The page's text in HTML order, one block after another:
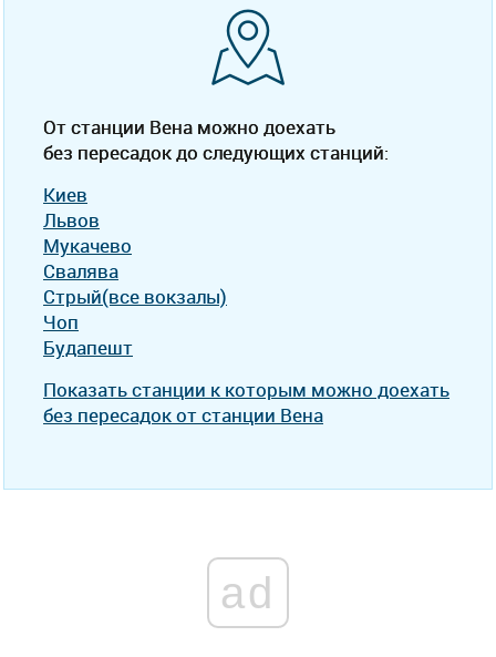
От станции Вена можно доехать
без пересадок до следующих станций:
Киев
Львов
Мукачево
Свалява
Стрый(все вокзалы)
Чоп
Будапешт
Показать станции к которым можно доехать
без пересадок от станции Вена
ad